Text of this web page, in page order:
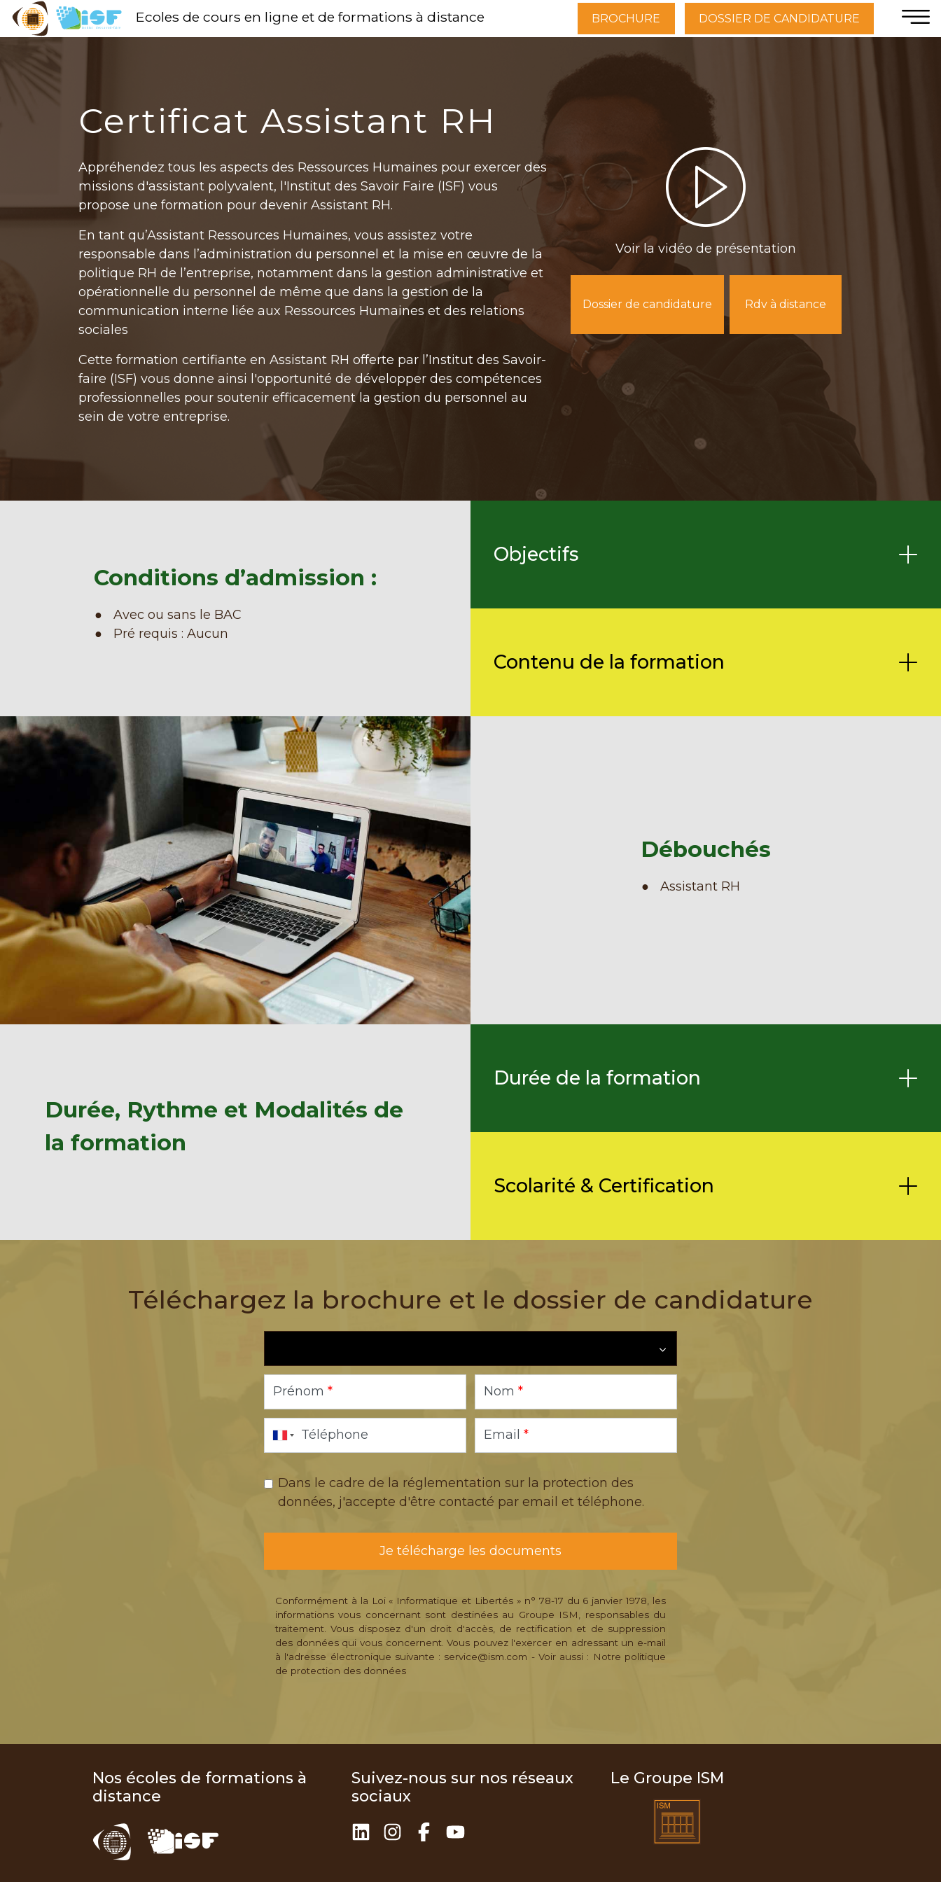
Certificat Assistant RH
Appréhendez tous les aspects des Ressources Humaines pour exercer des
missions d'assistant polyvalent, l'Institut des Savoir Faire (ISF) vous
propose une formation pour devenir Assistant RH.
En tant qu’Assistant Ressources Humaines, vous assistez votre
responsable dans l’administration du personnel et la mise en œuvre de la
politique RH de l’entreprise, notamment dans la gestion administrative et
opérationnelle du personnel de même que dans la gestion de la
communication interne liée aux Ressources Humaines et des relations
sociales
Cette formation certifiante en Assistant RH offerte par l’Institut des Savoir-
faire (ISF) vous donne ainsi l'opportunité de développer des compétences
professionnelles pour soutenir efficacement la gestion du personnel au
sein de votre entreprise.
Voir la vidéo de présentation
Dossier de candidature Rdv à distance
Conditions d’admission :
Avec ou sans le BAC
Pré requis : Aucun
Objectifs
Contenu de la formation
Débouchés
Assistant RH
Durée, Rythme et Modalités de
la formation
Durée de la formation
Scolarité & Certification
Téléchargez la brochure et le dossier de candidature
Prénom * Nom *
Téléphone Email *
Dans le cadre de la réglementation sur la protection des
données, j'accepte d'être contacté par email et téléphone.
Conformément à la Loi « Informatique et Libertés » n° 78-17 du 6 janvier 1978, les
informations vous concernant sont destinées au Groupe ISM, responsables du
traitement. Vous disposez d'un droit d'accès, de rectification et de suppression
des données qui vous concernent. Vous pouvez l'exercer en adressant un e-mail
à l'adresse électronique suivante : service@ism.com - Voir aussi : Notre politique
de protection des données
Ecoles de cours en ligne et de formations à distance BROCHURE DOSSIER DE CANDIDATURE
Nos écoles de formations à
distance
Suivez-nous sur nos réseaux
sociaux
Le Groupe ISM